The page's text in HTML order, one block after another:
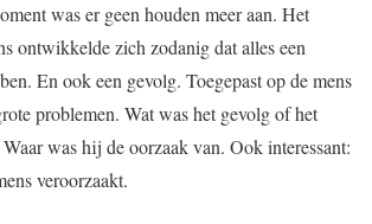
was er geen houden meer aan. Het
ontwikkelde zich zodanig dat alles een
En ook een gevolg. Toegepast op de mens
problemen. Wat was het gevolg of het
was hij de oorzaak van. Ook interessant:
veroorzaakt.